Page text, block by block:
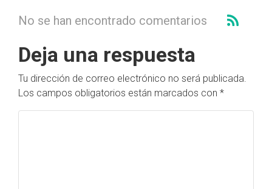
No se han encontrado comentarios
Deja una respuesta
Tu dirección de correo electrónico no será publicada.
Los campos obligatorios están marcados con *